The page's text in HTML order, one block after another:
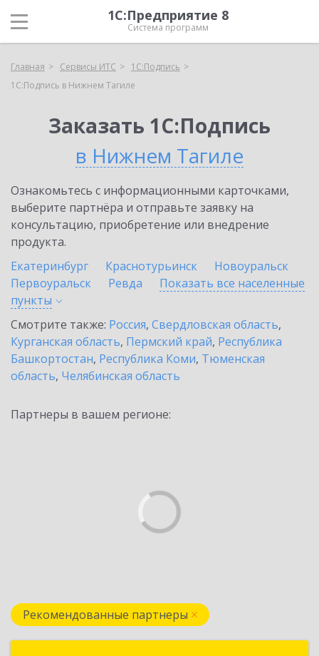
1С:Предприятие 8
Система программ
Главная Сервисы ИТС
1С:Подпись
1С:Подпись в Нижнем Тагиле
Заказать 1С:Подпись
в Нижнем Тагиле
Ознакомьтесь с информационными карточками,
выберите партнёра и отправьте заявку на
консультацию, приобретение или внедрение
продукта.
Екатеринбург
Краснотурьинск
Новоуральск
Первоуральск
Ревда
Показать все населенные
пункты
Смотрите также: Россия, Свердловская область,
Курганская область, Пермский край, Республика
Башкортостан, Республика Коми, Тюменская
область, Челябинская область
Партнеры в вашем регионе:
Рекомендованные партнеры